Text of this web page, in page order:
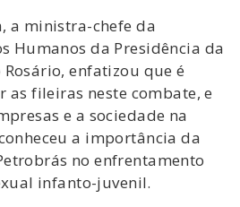
a ministra-chefe da
Humanos da Presidência da
enfatizou que é
as fileiras neste combate, e
e a sociedade na
a importância da
no enfrentamento
infanto-juvenil.